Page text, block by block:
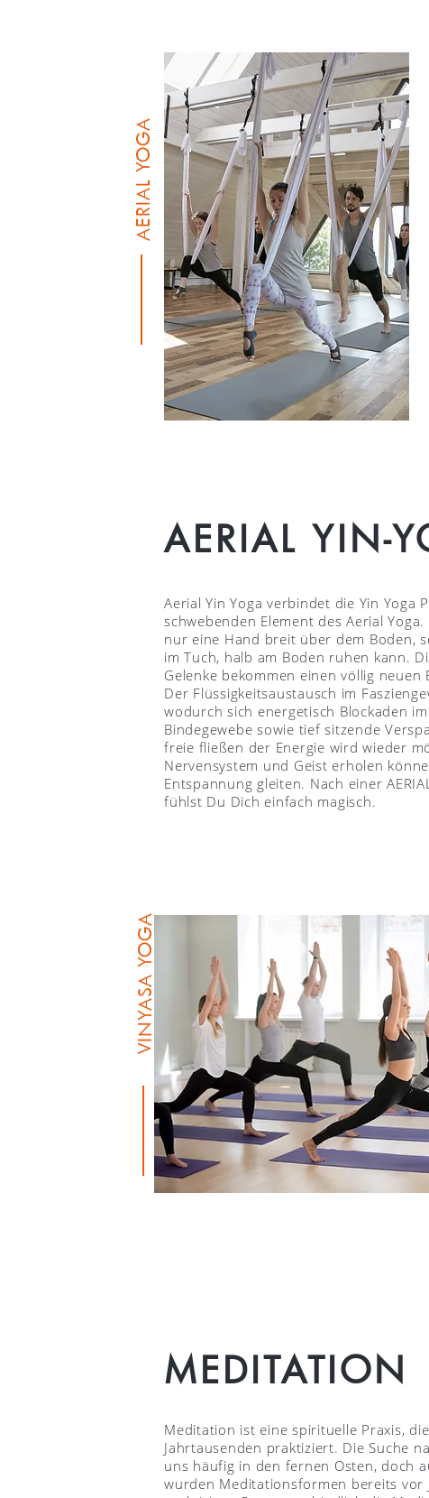
AERIAL YOGA
AERIAL YIN-
Aerial Yin Yoga verbindet die Yin Yoga
schwebenden Element des Aerial
nur eine Hand breit über dem Boden,
im Tuch, halb am Boden ruhen kann.
Gelenke bekommen einen völlig neuen
Der Flüssigkeitsaustausch im
wodurch sich energetisch Blockaden
Bindegewebe sowie tief sitzende
freie fließen der Energie wird wieder
Nervensystem und Geist erholen
Entspannung gleiten. Nach einer
fühlst Du Dich einfach magisch.
VINYASA YOGA
MEDITATION
Meditation ist eine spirituelle Praxis,
Jahrtausenden praktiziert. Die Suche
uns häufig in den fernen Osten, doch
wurden Meditationsformen bereits vor